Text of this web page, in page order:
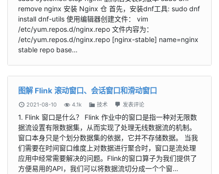
remove nginx 安装 Nginx 仓 首先，安装dnf工具: sudo dnf
install dnf-utils 使用编辑器创建文件： vim
/etc/yum.repos.d/nginx.repo 文件内容为：
/etc/yum.repos.d/nginx.repo [nginx-stable] name=nginx
stable repo base…
图解 Flink 滚动窗口、会话窗口和滑动窗口
2021-08-10 4.1k 技术 发表评论
1. Flink 窗口是什么？ Flink 作业中的窗口是指一种对无限数
据流设置有限数据集，从而实现了处理无线数据流的机制。
窗口本身只是个划分数据集的依据，它并不存储数据。 当我
们需要在时间窗口维度上对数据进行聚合时，窗口是流处理
应用中经常需要解决的问题。Flink的窗口算子为我们提供了
方便易用的API，我们可以将数据流切分成一个个窗…